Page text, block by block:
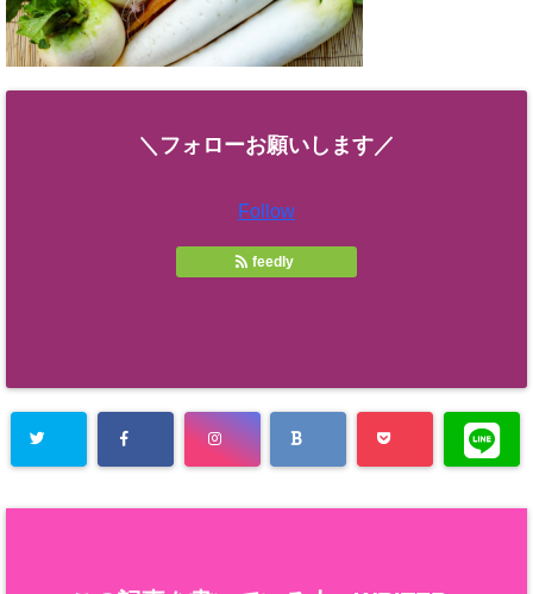
＼フォローお願いします／
Follow
feedly